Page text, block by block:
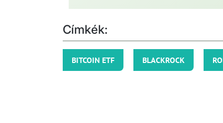
Címkék:
BITCOIN ETF BLACKROCK